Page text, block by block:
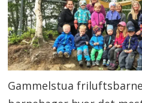
Gammelstua